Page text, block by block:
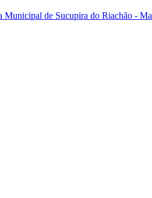
Municipal de Sucupira do Riachão - Ma